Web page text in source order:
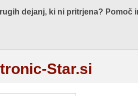
dejanj, ki ni pritrjena? Pomoč
Star.si